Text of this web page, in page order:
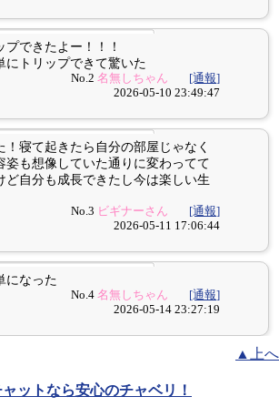
できたよー！！！
にトリップできて驚いた
No.2名無しちゃん
[通報]
2026-05-10 23:49:47
！寝て起きたら自分の部屋じゃなく
姿も想像していた通りに変わってて
ど自分も成長できたし今は楽しい生
No.3 ビギナーさん
[通報]
2026-05-11 17:06:44
になった
No.4名無しちゃん
[通報]
2026-05-14 23:27:19
▲上へ
ットなら安心のチャベリ！